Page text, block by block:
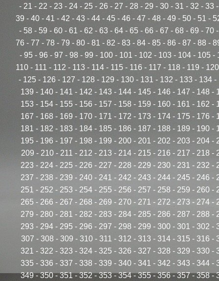
- 21 - 22 - 23 - 24- 25- 26- 27 - 28- 29 - 30- 31 - 32 - 33
39 - 40 - 41 - 42 - 43 - 44 - 45 - 46 - 47 - 48 - 49 - 50 - 51 -
- 58 - 59 - 60- 61 - 62 - 63- 64- 65- 66 - 67 - 68 - 69 - 70
76 - 77 - 78 - 79 - 80 - 81 - 82 - 83 - 84 - 85 - 86 - 87 - 88 -
- 95 - 96 - 97 - 98 - 99 - 100 - 101 - 102 - 103 - 104 - 105 -
110 - 111 - 112 - 113 - 114 - 115 - 116 - 117 - 118 - 119 - 120
- 125- 126 - 127 - 128- 129 - 130- 131 - 132 - 133 - 134-
139 - 140 - 141 - 142 - 143 - 144 - 145 - 146 - 147 - 148 -
153 - 154 - 155 - 156 - 157 - 158 - 159 - 160 - 161 - 162 -
167 - 168 - 169 - 170 - 171 - 172 - 173 - 174 - 175 - 176 -
181 - 182 - 183 - 184 - 185 - 186 - 187 - 188 - 189 - 190 -
195 - 196 - 197 - 198 - 199 - 200 - 201 - 202 - 203 - 204 -
209 - 210- 211 - 212 - 213- 214- 215- 216 - 217 - 218-
223 - 224 - 225 - 226 - 227 - 228 - 229 - 230 - 231 - 232 -
237 - 238 - 239 - 240 - 241 - 242 - 243 - 244 - 245 - 246 -
251 - 252 - 253 - 254 - 255 - 256 - 257 - 258 - 259 - 260 -
265 - 266 - 267 - 268 - 269 - 270 - 271 - 272 - 273 - 274 -
279 - 280 - 281 - 282 - 283 - 284 - 285 - 286 - 287 - 288 -
293 - 294 - 295 - 296 - 297 - 298 - 299 - 300 - 301 - 302 -
307 - 308 - 309 - 310- 311 - 312 - 313 - 314- 315 - 316 -
321 - 322 - 323 - 324 - 325 - 326 - 327 - 328 - 329 - 330 -
335 - 336 - 337 - 338 - 339 - 340 - 341 - 342 - 343 - 344 -
349-350-351-352-353-354-355-356-357-358-